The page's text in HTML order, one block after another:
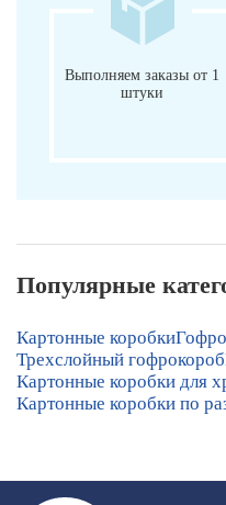
Выполняем заказы от 1
штуки
Популярные
Картонные коробки
Трехслойный гофрокороб
Картонные коробки для
Картонные коробки по